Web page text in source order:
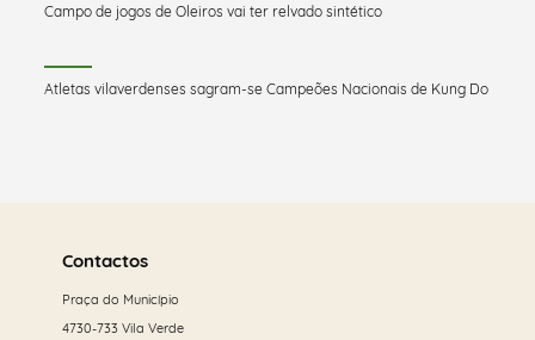
Campo de jogos de Oleiros vai ter relvado sintético
Atletas vilaverdenses sagram-se Campeões Nacionais de Kung Do
maisContactos
Praça do Município
4730-733 Vila Verde